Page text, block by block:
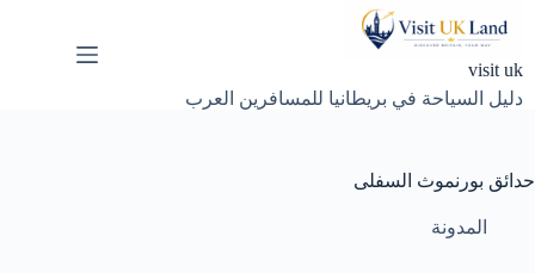
visit uk
دليل السياحة في بريطانيا للمسافرين العرب
حدائق بورنموث السفلى
المدونة